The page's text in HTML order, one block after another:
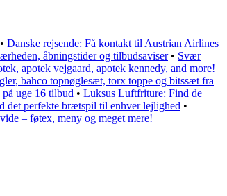
Danske rejsende: Få kontakt til Austrian Airlines
åbningstider og tilbudsaviser• Svær
apotek vejgaard, apotek kennedy, and more!
bahco topnøglesæt, torx toppe og bitssæt fra
uge 16 tilbud • Luksus Luftfriture: Find de
det perfekte brætspil til enhver lejlighed •
– føtex, meny og meget mere!